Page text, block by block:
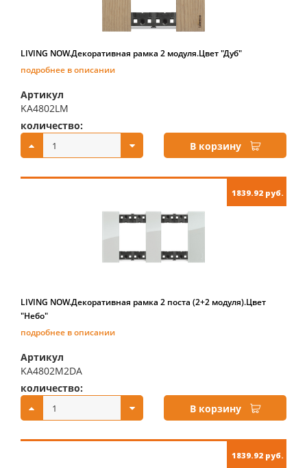
LIVING NOW.Декоративная рамка 2 модуля.Цвет "Дуб"
подробнее в описании
Артикул
KA4802LM
количество:
В корзину
1839.92 руб.
LIVING NOW.Декоративная рамка 2 поста (2+2 модуля).Цвет
"Небо"
подробнее в описании
Артикул
KA4802M2DA
количество:
В корзину
1839.92 руб.